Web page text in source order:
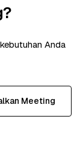
Anda
Meeting